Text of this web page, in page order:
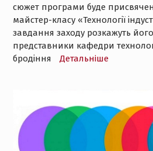
сюжет програми буде
майстер-класу «Технології
завдання заходу розкажуть
представники кафедри
бродіння
Детальнiше